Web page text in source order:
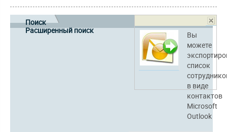
Вы
можете
список
в виде
контактов
Microsoft
Outlook
Поиск
Расширенный поиск